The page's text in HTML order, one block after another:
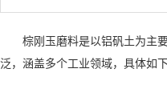
棕刚玉磨料是以铝矾土为主要
泛，涵盖多个工业领域，具体如下